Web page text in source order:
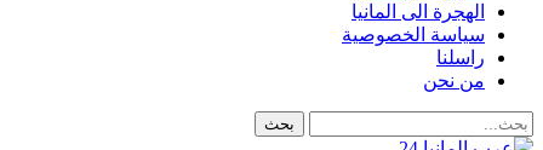
الهجرة الى المانيا
سياسة الخصوصية
راسلنا
من نحن